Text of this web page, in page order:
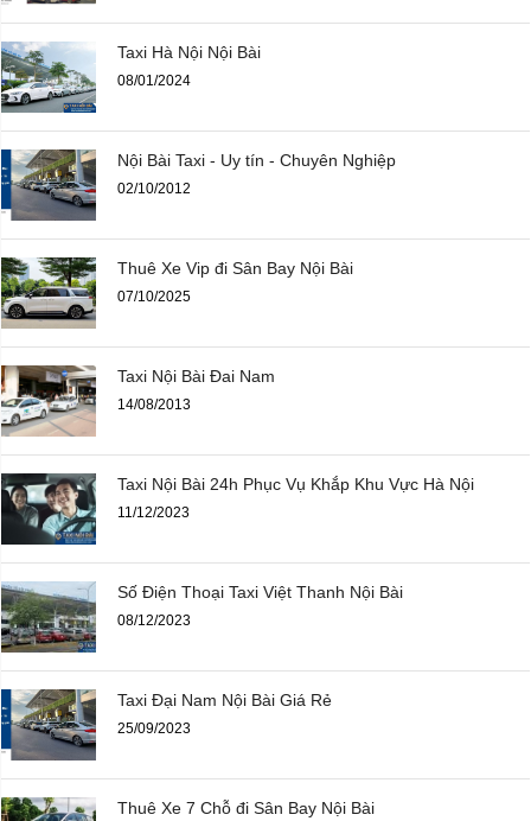
Taxi Hà Nội Nội Bài
08/01/2024
Nội Bài Taxi - Uy tín - Chuyên Nghiệp
02/10/2012
Thuê Xe Vip đi Sân Bay Nội Bài
07/10/2025
Taxi Nội Bài Đai Nam
14/08/2013
Taxi Nội Bài 24h Phục Vụ Khắp Khu Vực Hà Nội
11/12/2023
Số Điện Thoại Taxi Việt Thanh Nội Bài
08/12/2023
Taxi Đại Nam Nội Bài Giá Rẻ
25/09/2023
Thuê Xe 7 Chỗ đi Sân Bay Nội Bài